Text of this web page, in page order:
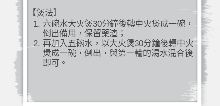
【煲法】
六碗水大火煲30分鐘後轉中火煲成一碗，
倒出備用，保留藥渣；
再加入五碗水，以大火煲30分鐘後轉中火
煲成一碗，倒出，與第一輪的湯水混合後
即可。